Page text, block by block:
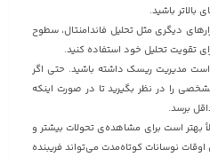
بالاتر باشید.
دیگری مثل تحلیل فاندامنتال، سطوح
تقویت تحلیل خود استفاده کنید.
مدیریت ریسک داشته باشید. حتی اگر
را در نظر بگیرید تا در صورت اینکه
برسد.
بهتر است برای مشاهده‌ی تحولات بیشتر و
نوسانات کوتاه‌مدت می‌تواند فریبنده